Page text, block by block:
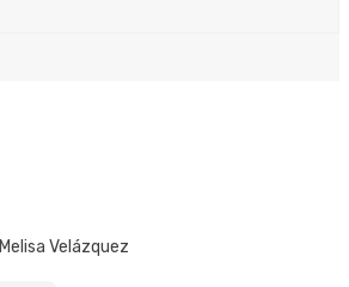
Melisa Velázquez